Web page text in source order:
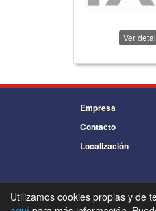
Ver
Empresa
Contacto
Localización
Utilizamos cookies propias y de